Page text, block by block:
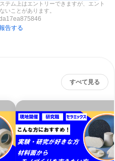
テム上はエントリーできますが、エント
いことがあります。
告する
すべて見る